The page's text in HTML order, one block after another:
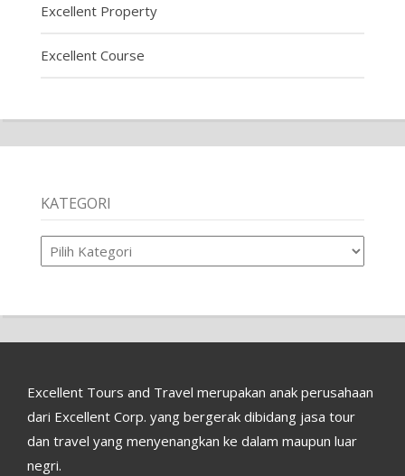
Excellent Property
Excellent Course
KATEGORI
Kategori
Excellent Tours and Travel merupakan anak perusahaan
dari Excellent Corp. yang bergerak dibidang jasa tour
dan travel yang menyenangkan ke dalam maupun luar
negri.